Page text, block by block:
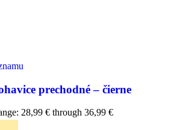
prechodné – čierne
28,99 € through 36,99 €